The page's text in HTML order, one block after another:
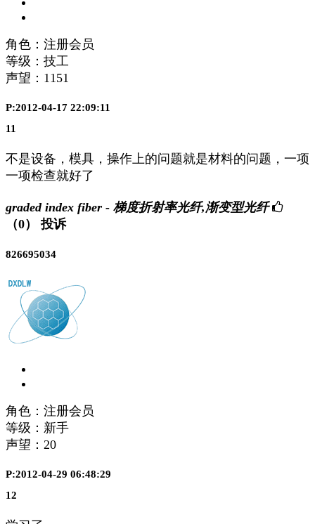
角色：注册会员
等级：技工
声望： 1151
P:2012-04-17 22:09:11
11
不是设备，模具，操作上的问题就是材料的问题，一项
一项检查就好了
graded index fiber - 梯度折射率光纤,渐变型光纤
（0）
投诉
826695034
角色：注册会员
等级：新手
声望： 20
P:2012-04-29 06:48:29
12